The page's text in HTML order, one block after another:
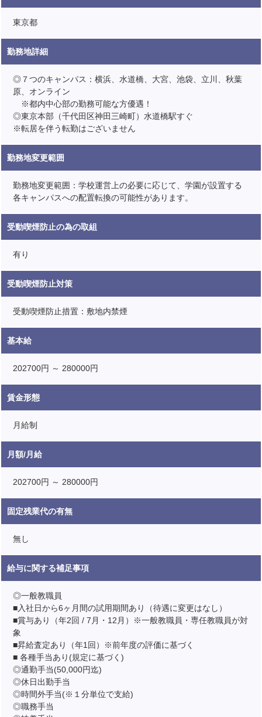
東京都
勤務地詳細
◎７つのキャンパス：横浜、水道橋、大宮、池袋、立川、秋葉
原、オンライン
※都内中心部の勤務可能な方優遇！
◎東京本部（千代田区神田三崎町）水道橋駅すぐ
※転居を伴う転勤はございません
勤務地変更範囲
勤務地変更範囲：学校運営上の必要に応じて、学園が設置する
各キャンパスへの配置転換の可能性があります。
受動喫煙防止の為の取組
有り
受動喫煙防止対策
受動喫煙防止措置：敷地内禁煙
基本給
202700円 ～ 280000円
賃金形態
月給制
月額/月給
202700円 ～ 280000円
固定残業代の有無
無し
給与に関する補足事項
◎一般教職員
■入社日から6ヶ月間の試用期間あり（待遇に変更はなし）
■賞与あり（年2回 / 7月・12月）※一般教職員・専任教職員が対
象
■昇給査定あり（年1回）※前年度の評価に基づく
■ 各種手当あり(規定に基づく)
◎通勤手当(50,000円迄)
◎休日出勤手当
◎時間外手当(※１分単位で支給)
◎職務手当